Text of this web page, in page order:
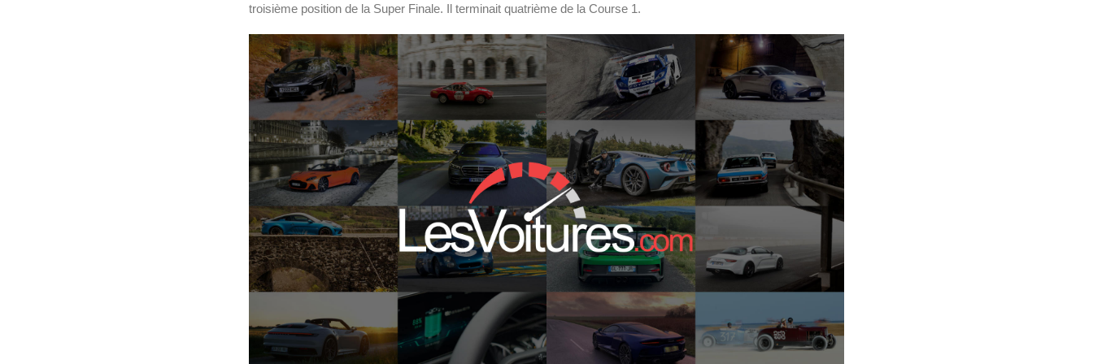
troisième position de la Super Finale. Il terminait quatrième de la Course 1.